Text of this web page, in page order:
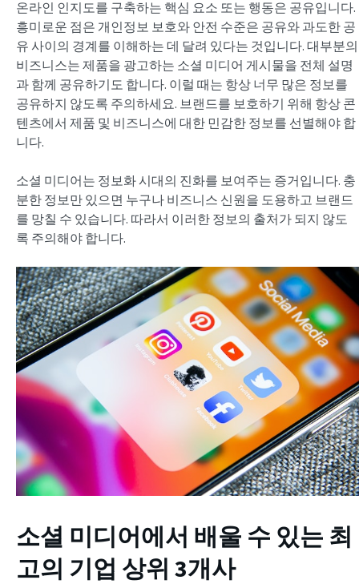
온라인 인지도를 구축하는 핵심 요소 또는 행동은 공유입니다.
흥미로운 점은 개인정보 보호와 안전 수준은 공유와 과도한 공
유 사이의 경계를 이해하는 데 달려 있다는 것입니다. 대부분의
비즈니스는 제품을 광고하는 소셜 미디어 게시물을 전체 설명
과 함께 공유하기도 합니다. 이럴 때는 항상 너무 많은 정보를
공유하지 않도록 주의하세요. 브랜드를 보호하기 위해 항상 콘
텐츠에서 제품 및 비즈니스에 대한 민감한 정보를 선별해야 합
니다.
소셜 미디어는 정보화 시대의 진화를 보여주는 증거입니다. 충
분한 정보만 있으면 누구나 비즈니스 신원을 도용하고 브랜드
를 망칠 수 있습니다. 따라서 이러한 정보의 출처가 되지 않도
록 주의해야 합니다.
소셜 미디어에서 배울 수 있는 최
고의 기업 상위 3개사